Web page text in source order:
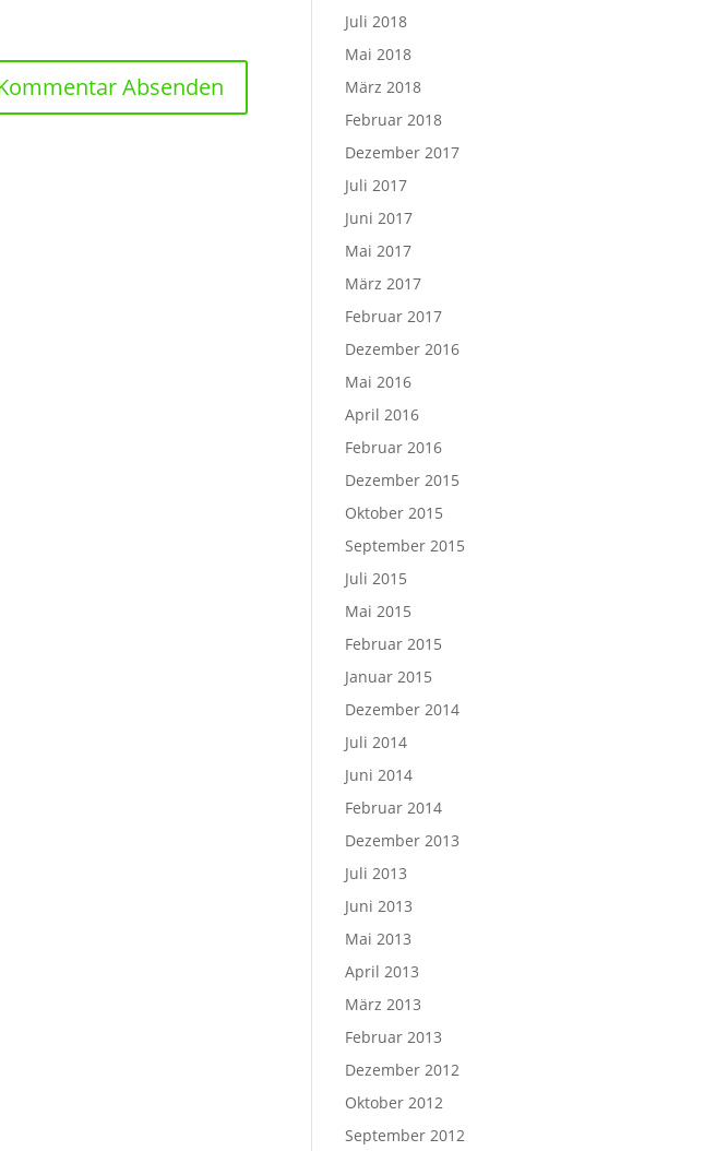
Juli 2018
Mai 2018
März 2018
Februar 2018
Dezember 2017
Juli 2017
Juni 2017
Mai 2017
März 2017
Februar 2017
Dezember 2016
Mai 2016
April 2016
Februar 2016
Dezember 2015
Oktober 2015
September 2015
Juli 2015
Mai 2015
Februar 2015
Januar 2015
Dezember 2014
Juli 2014
Juni 2014
Februar 2014
Dezember 2013
Juli 2013
Juni 2013
Mai 2013
April 2013
März 2013
Februar 2013
Dezember 2012
Oktober 2012
September 2012